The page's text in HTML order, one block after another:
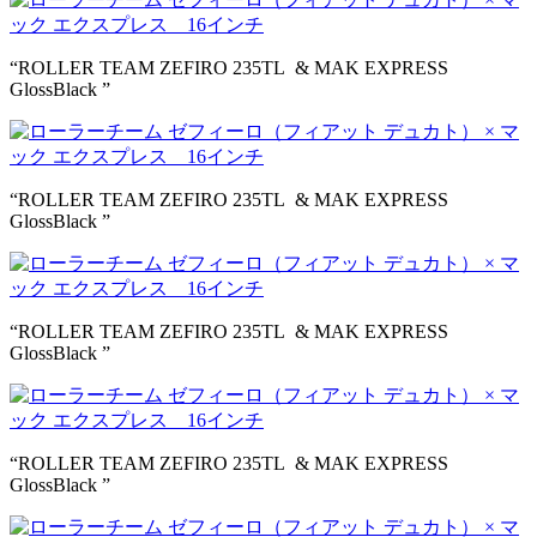
“ROLLER TEAM ZEFIRO 235TL & MAK EXPRESS
GlossBlack ”
“ROLLER TEAM ZEFIRO 235TL & MAK EXPRESS
GlossBlack ”
“ROLLER TEAM ZEFIRO 235TL & MAK EXPRESS
GlossBlack ”
“ROLLER TEAM ZEFIRO 235TL & MAK EXPRESS
GlossBlack ”